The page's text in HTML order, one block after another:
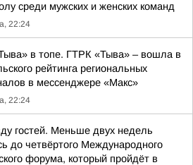
среди мужских и женских команд
22:24
в топе. ГТРК «Тыва» – вошла в
рейтинга региональных
в мессенджере «Макс»
22:24
гостей. Меньше двух недель
до четвёртого Международного
форума, который пройдёт в